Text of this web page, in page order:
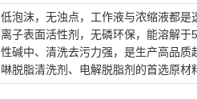
低泡沫，无浊点，工作液与浓缩液都是
离子表面活性剂，无磷环保，能溶解于
性碱中、清洗去污力强，是生产高品质
啉脱脂清洗剂、电解脱脂剂的首选原材